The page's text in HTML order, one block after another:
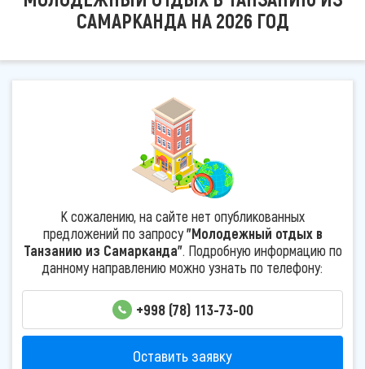
САМАРКАНДА НА 2026 ГОД
К сожалению, на сайте нет опубликованных
предложений по запросу"Молодежный отдых в
Танзанию из Самарканда". Подробную информацию по
данному направлению можно узнать по телефону:
+998 (78) 113-73-00
Оставить заявку